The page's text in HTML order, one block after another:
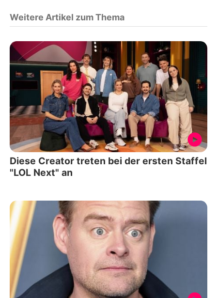
Weitere Artikel zum Thema
Diese Creator treten bei der ersten Staffel
"LOL Next" an